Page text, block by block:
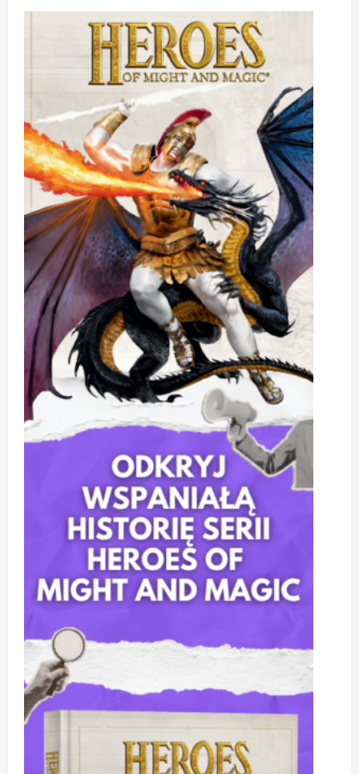
NEWS:
007
First
Light
młody
James
Bond
nowej
grze
Interactive